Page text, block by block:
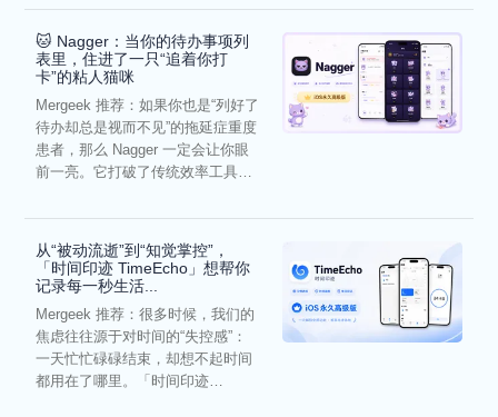
🐱 Nagger：当你的待办事项列
表里，住进了一只“追着你打
卡”的粘人猫咪
Mergeek 推荐：如果你也是“列好了
待办却总是视而不见”的拖延症重度
患者，那么 Nagger 一定会让你眼
前一亮。它打破了传统效率工具冰
从“被动流逝”到“知觉掌控”，
「时间印迹 TimeEcho」想帮你
记录每一秒生活...
Mergeek 推荐：很多时候，我们的
焦虑往往源于对时间的“失控感”：
一天忙忙碌碌结束，却想不起时间
都用在了哪里。「时间印迹